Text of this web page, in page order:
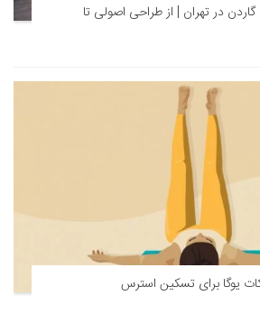
روف گاردن در تهران | از طراحی اصولی تا